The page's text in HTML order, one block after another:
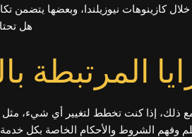
هل
المرتبطة
إذا كنت تخطط لتغيير أي شيء، مثل
وفهم الشروط والأحكام الخاصة بكل